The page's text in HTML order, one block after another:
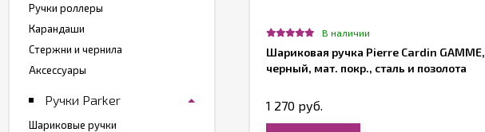
в наличии
ручка Franklin Covey
Black Stripe, упаковка b2b
руб.
В наличии
Шариковая ручка Pierre Cardin GAMME,
черный, мат. покр., сталь и позолота
1 270 руб.
Ручки роллеры
Карандаши
Стержни и чернила
Аксессуары
Ручки Parker
Шариковые ручки